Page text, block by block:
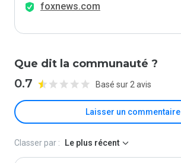
foxnews.com
Que dit la communauté ?
0.7 Basé sur 2 avis
Laisser un commentaire
Classer par : Le plus récent